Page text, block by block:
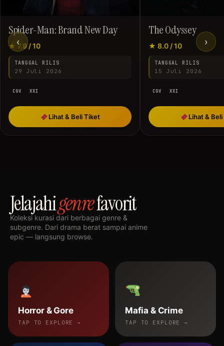
‹
Spider-Man: Brand New Day
★ 7.9 / 10
TANGGAL RILIS
29 Juli 2026
CGV XXI
Lihat & Beli Tiket
The Odyssey
★ 8.0 / 10
TANGGAL RILIS
15 Juli 2026
CGV XXI
Lihat &
›
Jelajahigenrefavorit
Koleksi kurasi dari berbagai genre &
subgenre. Dari drama berat sampai anime
epic — langsung browse.
Horror & Gore
TAP TO EXPLORE →
Mafia & Crime
TAP TO EXPLORE →